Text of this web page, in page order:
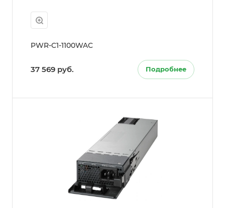
PWR-C1-1100WAC
37 569 руб. Подробнее